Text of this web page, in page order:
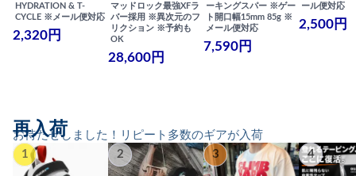
HYDRATION & T-
CYCLE ※メール便対応
2,320円
マッドロック最強XFラ
バー採用 ※異次元のフ
リクション ※予約も
OK
28,600円
ーキングスパー ※ゲー
ト開口幅15mm 85g ※
メール便対応
7,590円
ール便対応
2,500円
お待たせしました！リピート多数のギアが入荷
再入荷
1 2 3 4